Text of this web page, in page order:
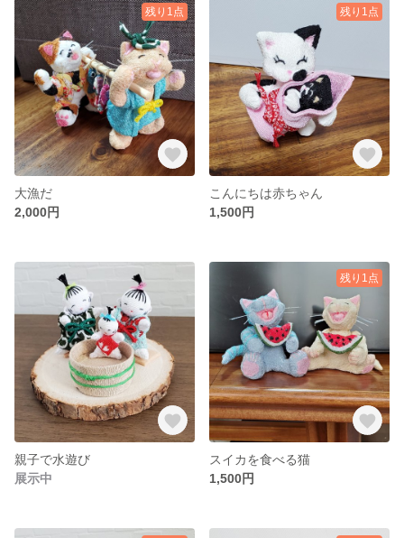
残り1点
大漁だ
2,000円
残り1点
こんにちは赤ちゃん
1,500円
親子で水遊び
展示中
残り1点
スイカを食べる猫
1,500円